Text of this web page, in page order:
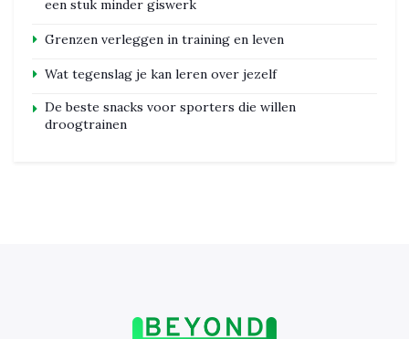
een stuk minder giswerk
Grenzen verleggen in training en leven
Wat tegenslag je kan leren over jezelf
De beste snacks voor sporters die willen
droogtrainen